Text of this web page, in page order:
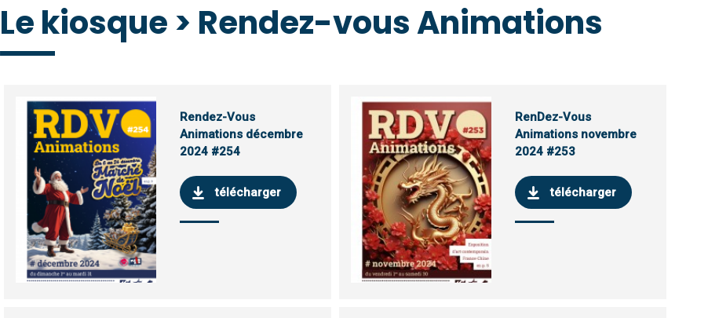
Le kiosque > Rendez-vous Animations
Rendez-Vous
Animations décembre
2024 #254
télécharger
RenDez-Vous
Animations novembre
2024 #253
télécharger